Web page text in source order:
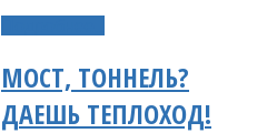
МОСТ, ТОННЕЛЬ?
ДАЕШЬ ТЕПЛОХОД!